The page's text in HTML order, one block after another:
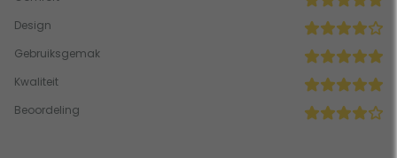
Design
Gebruiksgemak
Kwaliteit
Beoordeling